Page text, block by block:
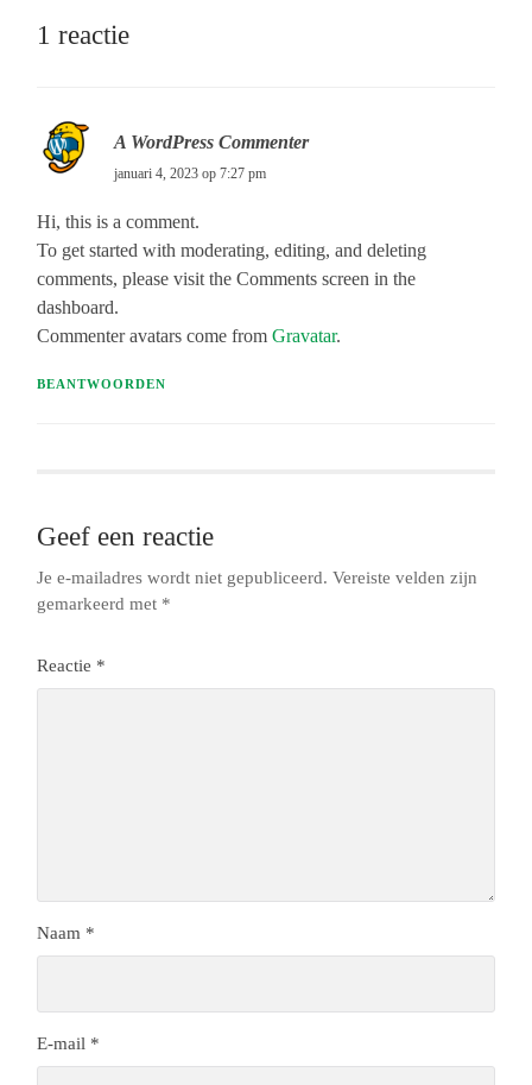
1 reactie
A WordPress Commenter
januari 4, 2023 op 7:27 pm
Hi, this is a comment.
To get started with moderating, editing, and deleting
comments, please visit the Comments screen in the
dashboard.
Commenter avatars come fromGravatar.
BEANTWOORDEN
Geef een reactie
Je e-mailadres wordt niet gepubliceerd. Vereiste velden zijn
gemarkeerd met *
Reactie *
Naam *
E-mail *